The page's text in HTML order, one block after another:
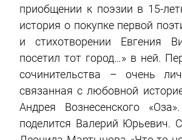
приобщении к поэзии в 15-
история о покупке первой
и стихотворении Евгения
посетил тот город…» в ней.
сочинительства – очень
связанная с любовной
Андрея Вознесенского
поделится Валерий Юрьевич.